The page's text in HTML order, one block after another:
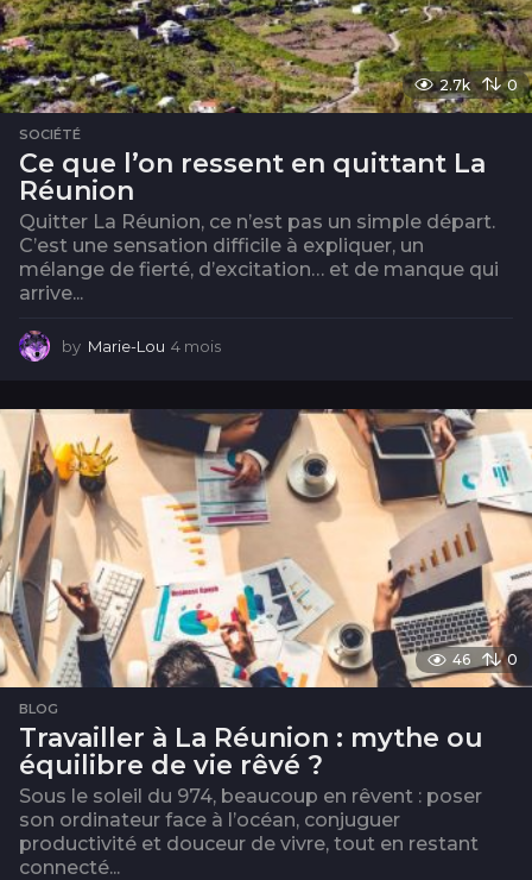
2.7k 0
SOCIÉTÉ
Ce que l’on ressent en quittant La
Réunion
Quitter La Réunion, ce n’est pas un simple départ.
C’est une sensation difficile à expliquer, un
mélange de fierté, d’excitation… et de manque qui
arrive...
by Marie-Lou 4 mois
i
s
46 0
BLOG
Travailler à La Réunion : mythe ou
équilibre de vie rêvé ?
Sous le soleil du 974, beaucoup en rêvent : poser
son ordinateur face à l’océan, conjuguer
productivité et douceur de vivre, tout en restant
connecté...